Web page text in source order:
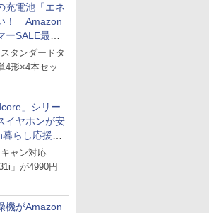
充電池「エネ
！ Amazon
SALE最終
タンダードタ
4形×4本セッ
」シリー
イヤホンが安
らし応援サ
ャン対応
」が4990円
機がAmazon